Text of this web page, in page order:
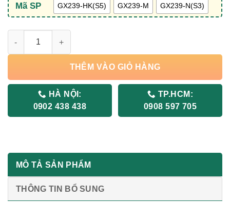
Mã SP GX239-HK(S5) GX239-M GX239-N(S3)
THÊM VÀO GIỎ HÀNG
HÀ NỘI:
0902 438 438
TP.HCM:
0908 597 705
MÔ TẢ SẢN PHẨM
THÔNG TIN BỔ SUNG